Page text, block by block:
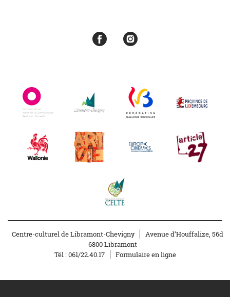
Centre-culturel de Libramont-Chevigny
Avenue d’Houffalize, 56d
6800 Libramont
Tél :061/22.40.17 Formulaire en ligne